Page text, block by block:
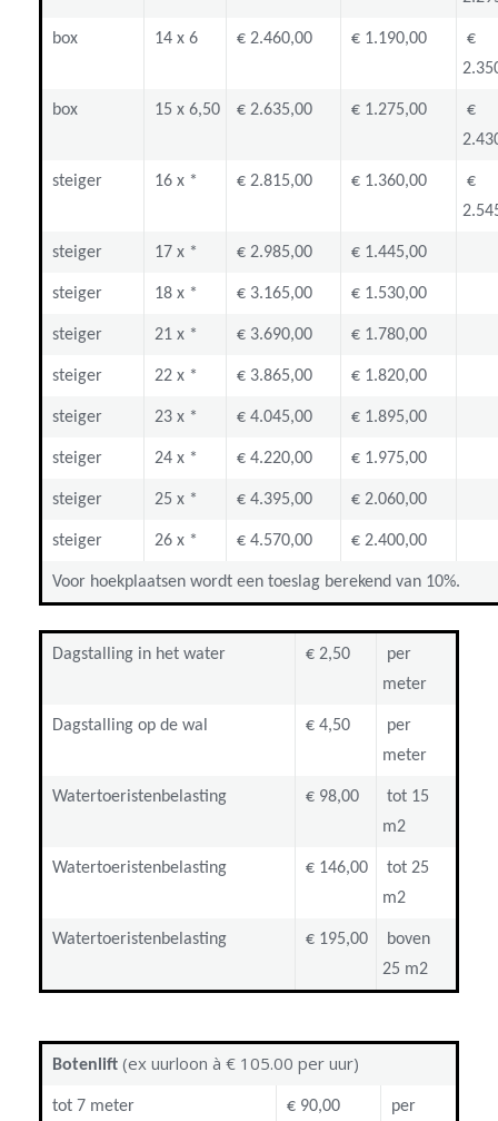
box 14 x 6 € 2.460,00 € 1.190,00
€
box 15 x 6,50 € 2.635,00 € 1.275,00
€
steiger 16 x * € 2.815,00 € 1.360,00
€
steiger 17 x * € 2.985,00 € 1.445,00
steiger 18 x * € 3.165,00 € 1.530,00
steiger 21 x * € 3.690,00 € 1.780,00
steiger 22 x * € 3.865,00 € 1.820,00
steiger 23 x * € 4.045,00 € 1.895,00
steiger 24 x * € 4.220,00 € 1.975,00
steiger 25 x * € 4.395,00 € 2.060,00
steiger 26 x * € 4.570,00 € 2.400,00
Voor hoekplaatsen wordt een toeslag berekend van 10%.
Dagstalling in het water € 2,50
per
meter
Dagstalling op de wal € 4,50
per
meter
Watertoeristenbelasting € 98,00
tot 15
m2
Watertoeristenbelasting € 146,00
tot 25
m2
Watertoeristenbelasting € 195,00
boven
25 m2
Botenlift (ex uurloon à € 105.00 per uur)
tot 7 meter € 90,00 per